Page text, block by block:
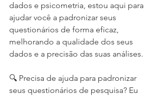
dados e psicometria, estou aqui para
ajudar você a padronizar seus
questionários de forma eficaz,
melhorando a qualidade dos seus
dados e a precisão das suas análises.
🔍 Precisa de ajuda para padronizar
seus questionários de pesquisa? Eu